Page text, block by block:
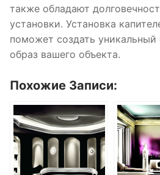
также обладают
установки. Установка
поможет создать
образ вашего объекта.
Похожие Записи: